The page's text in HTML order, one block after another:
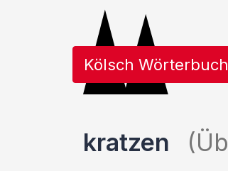
Kölsch Wörterbuch
kratzen